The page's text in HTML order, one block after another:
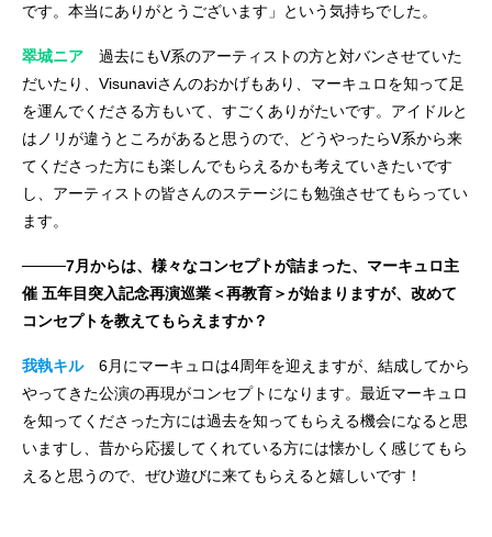
です。本当にありがとうございます」という気持ちでした。
翠城ニア 過去にもV系のアーティストの方と対バンさせていた
だいたり、Visunaviさんのおかげもあり、マーキュロを知って足
を運んでくださる方もいて、すごくありがたいです。アイドルと
はノリが違うところがあると思うので、どうやったらV系から来
てくださった方にも楽しんでもらえるかも考えていきたいです
し、アーティストの皆さんのステージにも勉強させてもらってい
ます。
────7月からは、様々なコンセプトが詰まった、マーキュロ主
催 五年目突入記念再演巡業＜再教育＞が始まりますが、改めて
コンセプトを教えてもらえますか？
我執キル6月にマーキュロは4周年を迎えますが、結成してから
やってきた公演の再現がコンセプトになります。最近マーキュロ
を知ってくださった方には過去を知ってもらえる機会になると思
いますし、昔から応援してくれている方には懐かしく感じてもら
えると思うので、ぜひ遊びに来てもらえると嬉しいです！